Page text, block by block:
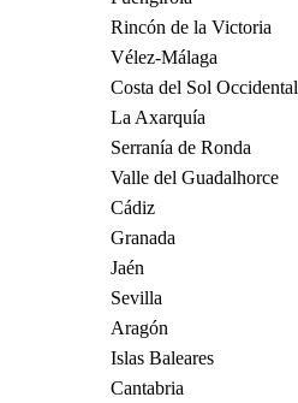
Rincón de la Victoria
Vélez-Málaga
Costa del Sol Occidental
La Axarquía
Serranía de Ronda
Valle del Guadalhorce
Cádiz
Granada
Jaén
Sevilla
Aragón
Islas Baleares
Cantabria